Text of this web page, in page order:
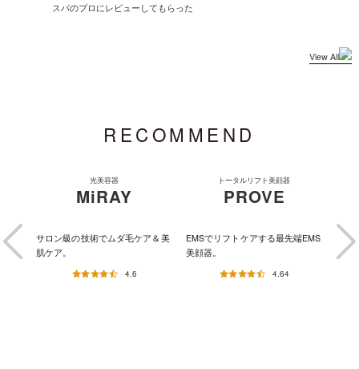
スパのプロにレビューしてもらった
View All
RECOMMEND
ヘ
光美容器
MiRAY
サロン級の技術でムダ毛ケア＆美
肌ケア。
4.6
トータルリフト美顔器
PROVE
EMSでリフトケアする最先端EMS
美顔器。
4.64
最
放。